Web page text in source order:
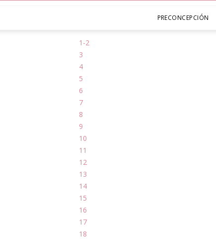
PRECONCEPCIÓN
1-2
3
4
5
6
7
8
9
10
11
12
13
14
15
16
17
18